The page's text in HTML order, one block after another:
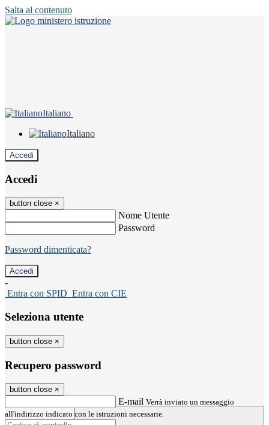
Salta al contenuto
Italiano
Italiano
Accedi
Accedi
button close ×
Nome Utente
Password
Password dimenticata?
-
Entra con SPID Entra con CIE
Seleziona utente
button close ×
Recupero password
button close ×
E-mail Verrà inviato un messaggio
all'indirizzo indicato con le istruzioni necessarie.